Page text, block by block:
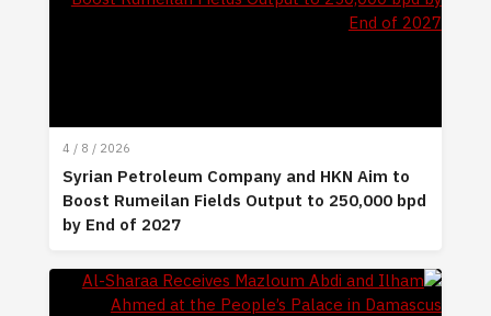
4 / 8 / 2026
Syrian Petroleum Company and HKN Aim to
Boost Rumeilan Fields Output to 250,000 bpd
by End of 2027